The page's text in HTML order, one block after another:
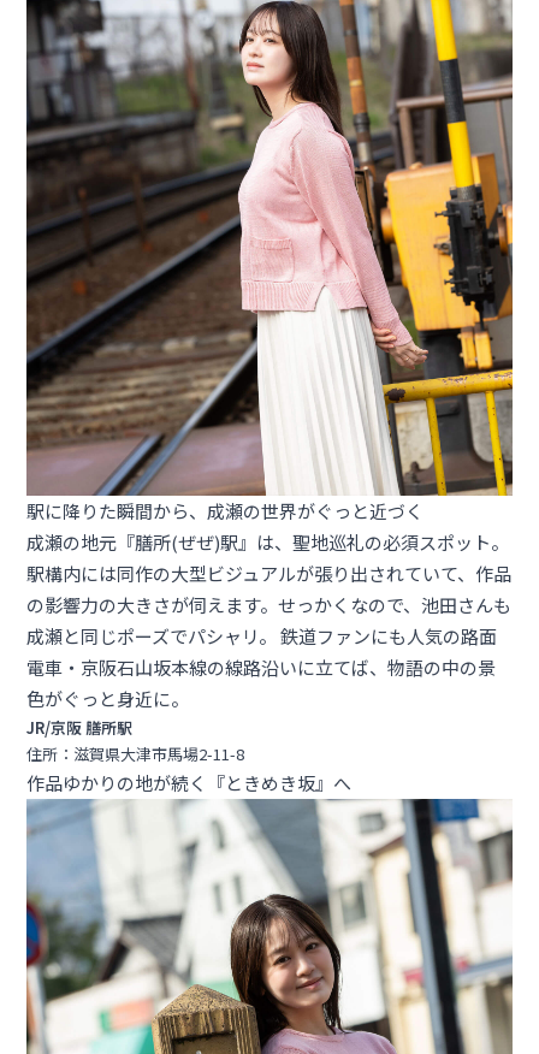
駅に降りた瞬間から、成瀬の世界がぐっと近づく
成瀬の地元『膳所(ぜぜ)駅』は、聖地巡礼の必須スポット。
駅構内には同作の大型ビジュアルが張り出されていて、作品
の影響力の大きさが伺えます。せっかくなので、池田さんも
成瀬と同じポーズでパシャリ。 鉄道ファンにも人気の路面
電車・京阪石山坂本線の線路沿いに立てば、物語の中の景
色がぐっと身近に。
JR/京阪 膳所駅
住所：滋賀県大津市馬場2-11-8
作品ゆかりの地が続く『ときめき坂』へ